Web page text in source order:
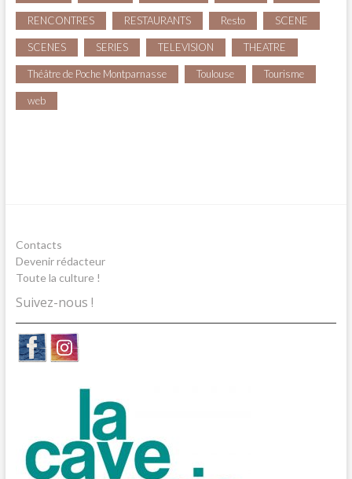
RENCONTRES RESTAURANTS Resto SCENE
SCENES SERIES TELEVISION THEATRE
Théâtre de Poche Montparnasse Toulouse Tourisme
web
Contacts
Devenir rédacteur
Toute la culture !
Suivez-nous !